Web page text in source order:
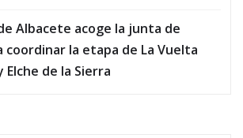
Albacete acoge la junta de
coordinar la etapa de La Vuelta
de la Sierra